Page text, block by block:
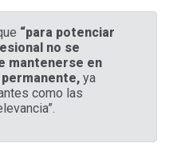
“para potenciar
no se
mantenerse en
ya
como las